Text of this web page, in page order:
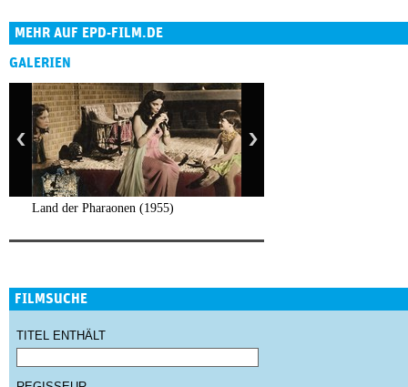
MEHR AUF EPD-FILM.DE
GALERIEN
Land der Pharaonen (1955)
FILMSUCHE
TITEL ENTHÄLT